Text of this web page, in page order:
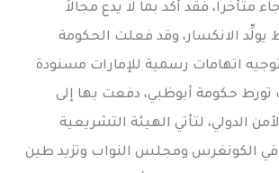
متأخراً، فقد أكد بما لا يدع مجالاً
الانكسار، وقد فعلت الحكومة
اتهامات رسمية للإمارات مسنودة
تورط حكومة أبوظبي، دفعت بها إلى
الدولي، لتأتي الهيئة التشريعية
في الكونغرس ومجلس النواب وتزيد طين